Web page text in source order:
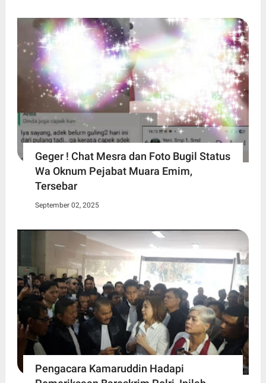
Geger ! Chat Mesra dan Foto Bugil Status
Wa Oknum Pejabat Muara Emim,
Tersebar
September 02, 2025
Pengacara Kamaruddin Hadapi